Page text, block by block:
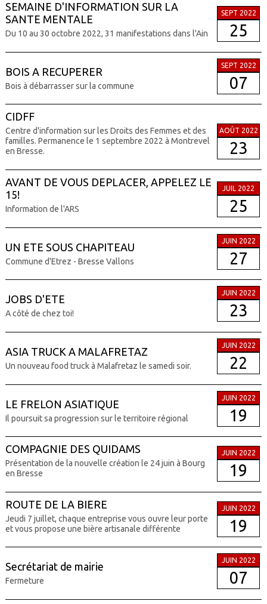
SEMAINE D'INFORMATION SUR LA
SANTE MENTALE
Du 10 au 30 octobre 2022, 31 manifestations dans l'Ain
SEPT 2022
25
BOIS A RECUPERER
Bois à débarrasser sur la commune
SEPT 2022
07
CIDFF
Centre d'information sur les Droits des Femmes et des
familles. Permanence le 1 septembre 2022 à Montrevel
en Bresse.
AOÛT 2022
23
AVANT DE VOUS DEPLACER, APPELEZ LE
15!
Information de l'ARS
JUIL 2022
25
UN ETE SOUS CHAPITEAU
Commune d'Etrez - Bresse Vallons
JUIN 2022
27
JOBS D'ETE
A côté de chez toi!
JUIN 2022
23
ASIA TRUCK A MALAFRETAZ
Un nouveau food truck à Malafretaz le samedi soir.
JUIN 2022
22
LE FRELON ASIATIQUE
Il poursuit sa progression sur le territoire régional
JUIN 2022
19
COMPAGNIE DES QUIDAMS
Présentation de la nouvelle création le 24 juin à Bourg
en Bresse
JUIN 2022
19
ROUTE DE LA BIERE
Jeudi 7 juillet, chaque entreprise vous ouvre leur porte
et vous propose une bière artisanale différente
JUIN 2022
19
Secrétariat de mairie
Fermeture
JUIN 2022
07